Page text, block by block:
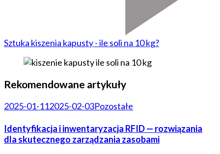
Sztuka kiszenia kapusty - ile soli na 10 kg?
Rekomendowane artykuły
2025-01-112025-02-03Pozostałe
Identyfikacja i inwentaryzacja RFID — rozwiązania
dla skutecznego zarządzania zasobami